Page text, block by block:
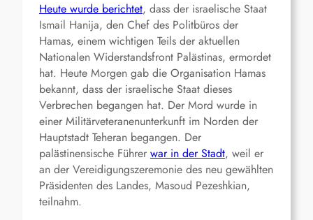
Heute wurde berichtet, dass der israelische Staat
Ismail Hanija, den Chef des Politbüros der
Hamas, einem wichtigen Teils der aktuellen
Nationalen Widerstandsfront Palästinas, ermordet
hat. Heute Morgen gab die Organisation Hamas
bekannt, dass der israelische Staat dieses
Verbrechen begangen hat. Der Mord wurde in
einer Militärveteranenunterkunft im Norden der
Hauptstadt Teheran begangen. Der
palästinensische Führer war in der Stadt, weil er
an der Vereidigungszeremonie des neu gewählten
Präsidenten des Landes, Masoud Pezeshkian,
teilnahm.